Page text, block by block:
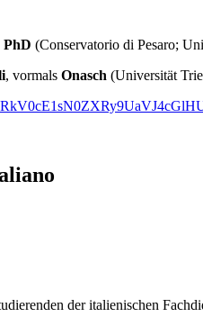
PhD (Conservatorio di Pesaro;
, vormals Onasch (Universität
der italienischen